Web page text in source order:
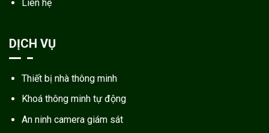
Liên hệ
DỊCH VỤ
Thiết bị nhà thông minh
Khoá thông minh tự động
An ninh camera giám sát